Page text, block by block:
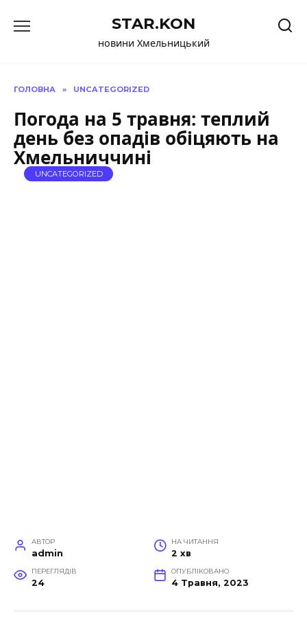
до
STAR.KON
новини Хмельницький
ГОЛОВНА » UNCATEGORIZED
Погода на 5 травня: теплий
день без опадів обіцяють на
Хмельниччині
UNCATEGORIZED
АВТОР
admin
НА ЧИТАННЯ
2 хв
ПЕРЕГЛЯДІВ
24
ОПУБЛІКОВАНО
4 Травня, 2023